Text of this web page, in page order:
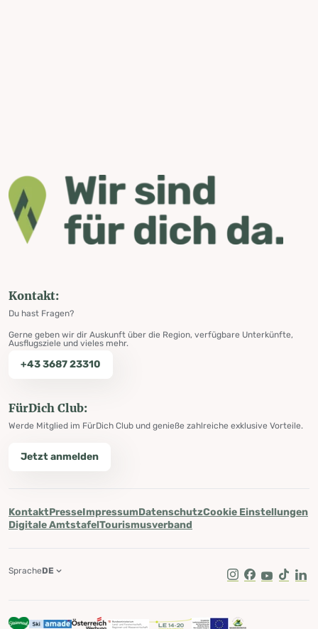
Kontakt:
Du hast Fragen?
Gerne geben wir dir Auskunft über die Region, verfügbare Unterkünfte,
Ausflugsziele und vieles mehr.
+43 3687 23310
FürDich Club:
Werde Mitglied im FürDich Club und genieße zahlreiche exklusive Vorteile.
Jetzt anmelden
KontaktPresseImpressumDatenschutzCookie Einstellungen
Digitale AmtstafelTourismusverband
Instagram
Facebook
Youtube
Tik Tok
SpracheDE